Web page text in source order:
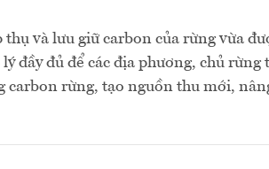
thụ và lưu giữ carbon của rừng vừa
đầy đủ để các địa phương, chủ
carbon rừng, tạo nguồn thu mới,